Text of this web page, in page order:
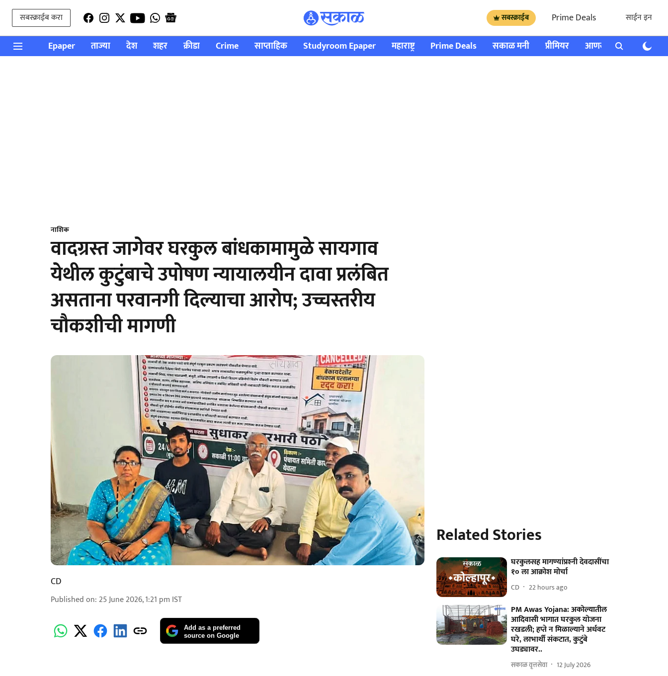
सबस्क्राईब करा सबस्क्राईब Prime Deals साईन इन
Epaper ताज्या देश शहर क्रीडा Crime साप्ताहिक Studyroom Epaper महाराष्ट्र Prime Deals सकाळ मनी प्रीमियर आणखी राशी भविष्य
नाशिक
वादग्रस्त जागेवर घरकुल बांधकामामुळे सायगाव
येथील कुटुंबाचे उपोषण न्यायालयीन दावा प्रलंबित
असताना परवानगी दिल्याचा आरोप; उच्चस्तरीय
चौकशीची मागणी
CD
Published on: 25 June 2026, 1:21 pm IST
Add as a preferred
source on Google
Related Stories
घरकुलसह मागण्यांप्रश्‍नी देवदासींचा
१० ला आक्रोश मोर्चा
CD 22 hours ago
PM Awas Yojana: अकोल्यातील
आदिवासी भागात घरकुल योजना
रखडली; हप्ते न मिळाल्याने अर्धवट
घरे, लाभार्थी संकटात, कुटुंबे
उघड्यावर..
सकाळ वृत्तसेवा 12 July 2026